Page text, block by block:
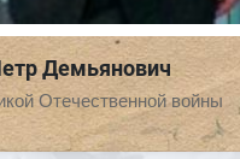
Демьянович
Отечественной войны